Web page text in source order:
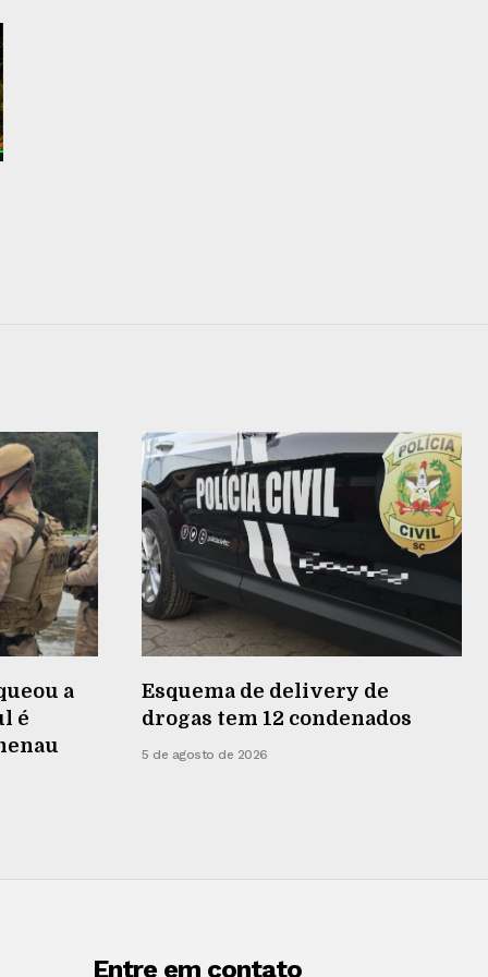
a
é
Esquema de delivery de
drogas tem 12 condenados
5 de agosto de 2026
Entre em contato